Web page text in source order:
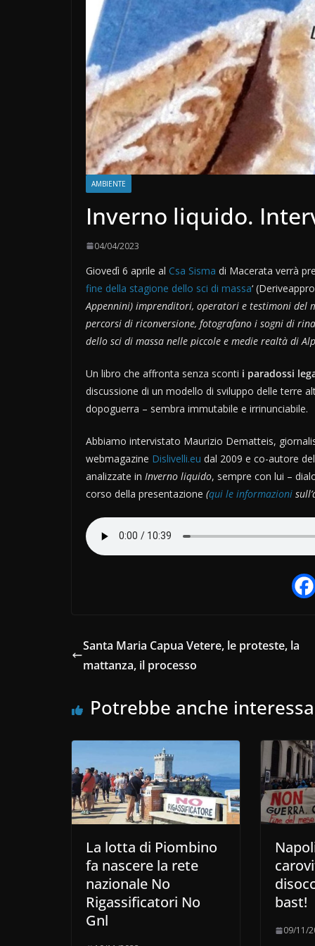
AMBIENTE
Inverno liquido.
04/04/2023
Giovedì 6 aprile al Csa Sisma di Macerata verrà
fine della stagione dello sci di massa‘
Appennini) imprenditori, operatori e testimoni del
percorsi di riconversione, fotografano i sogni di
dello sci di massa nelle piccole e medie realtà di
Un libro che affronta senza sconti i paradossi
discussione di un modello di sviluppo delle terre
dopoguerra – sembra immutabile e irrinunciabile.
Abbiamo intervistato Maurizio Dematteis,
webmagazine Dislivelli.eu dal 2009 e co-autore
analizzate in Inverno liquido, sempre con lui –
corso della presentazione (qui le informazioni
Santa Maria Capua Vetere, le proteste, la
mattanza, il processo
Potrebbe anche
La lotta di Piombino
fa nascere la rete
nazionale No
Rigassificatori No
Gnl
bast!
09/11/